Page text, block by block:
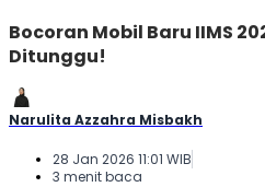
Bocoran Mobil Baru IIMS
Ditunggu!
Narulita Azzahra Misbakh
28 Jan 2026 11:01 WIB
3 menit baca